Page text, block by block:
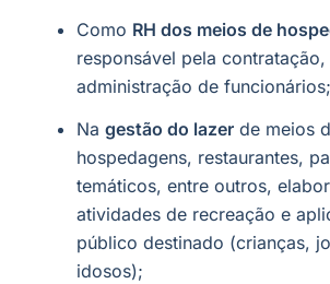
Como RH dos meios de
responsável pela
administração de funcionários;
Na gestão do lazer de meios
hospedagens, restaurantes,
temáticos, entre outros,
atividades de recreação e
público destinado (crianças,
idosos);